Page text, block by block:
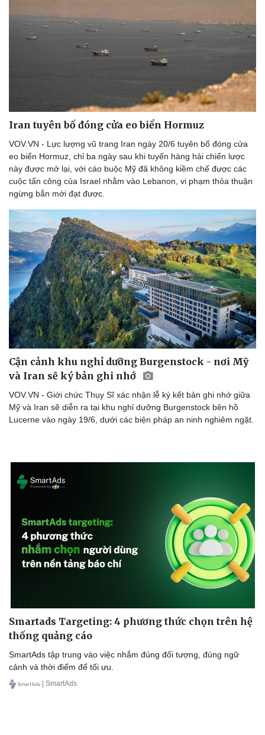
Vì cộng đồng
Tin Công nghệ
Trải nghiệm
Chuyển đổi số
Iran tuyên bố đóng cửa eo biển Hormuz
VOV.VN - Lực lượng vũ trang Iran ngày 20/6 tuyên bố đóng cửa
eo biển Hormuz, chỉ ba ngày sau khi tuyến hàng hải chiến lược
này được mở lại, với cáo buộc Mỹ đã không kiềm chế được các
cuộc tấn công của Israel nhằm vào Lebanon, vi phạm thỏa thuận
ngừng bắn mới đạt được.
Cận cảnh khu nghỉ dưỡng Burgenstock - nơi Mỹ
và Iran sẽ ký bản ghi nhớ
VOV.VN - Giới chức Thụy Sĩ xác nhận lễ ký kết bản ghi nhớ giữa
Mỹ và Iran sẽ diễn ra tại khu nghỉ dưỡng Burgenstock bên hồ
Lucerne vào ngày 19/6, dưới các biện pháp an ninh nghiêm ngặt.
Smartads Targeting: 4 phương thức chọn trên hệ
thống quảng cáo
SmartAds tập trung vào việc nhắm đúng đối tượng, đúng ngữ
cảnh và thời điểm để tối ưu.
| SmartAds